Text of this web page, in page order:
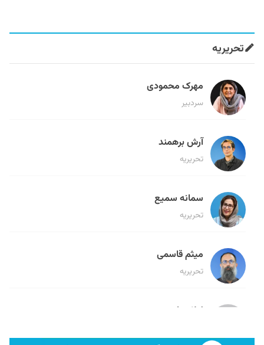
تحریریه
مهرک محمودی
سردبیر
آرش برهمند
تحریریه
سمانه سمیع
تحریریه
میثم قاسمی
تحریریه
لیلا حنارود